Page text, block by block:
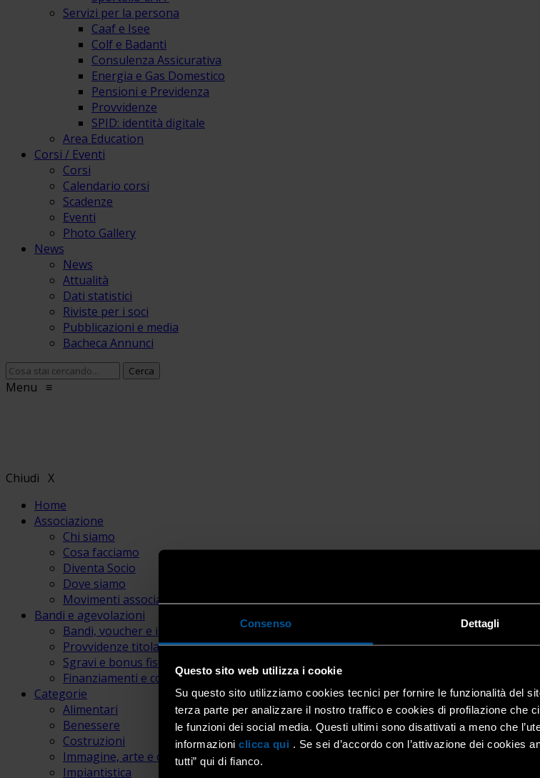
Consenso Dettagli
Questo sito web utilizza i cookie
Su questo sito utilizziamo cookies tecnici per fornire le funzionalità del
terza parte per analizzare il nostro traffico e cookies di profilazione che
le funzioni dei social media. Questi ultimi sono disattivati a meno che
informazioni clicca qui . Se sei d’accordo con l’attivazione dei cookies
tutti” qui di fianco.
Servizi per la persona
Caaf e Isee
Colf e Badanti
Consulenza Assicurativa
Energia e Gas Domestico
Pensioni e Previdenza
Provvidenze
SPID: identità digitale
Area Education
Corsi / Eventi
Corsi
Calendario corsi
Scadenze
Eventi
Photo Gallery
News
News
Attualità
Dati statistici
Riviste per i soci
Pubblicazioni e media
Bacheca Annunci
Menu ≡
Chiudi X
Home
Associazione
Chi siamo
Cosa facciamo
Diventa Socio
Dove siamo
Movimenti associativi
Bandi e agevolazioni
Bandi, voucher e incentivi
Provvidenze titolari e lavoratori
Sgravi e bonus fiscali
Finanziamenti e contributi
Categorie
Alimentari
Benessere
Costruzioni
Immagine, arte e comunicazione
Impiantistica